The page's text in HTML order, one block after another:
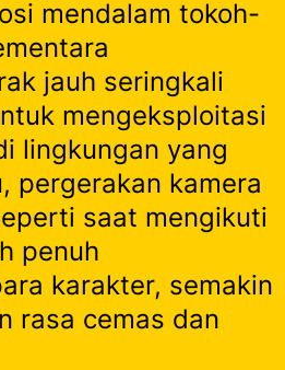
mendalam tokoh-
jauh seringkali
mengeksploitasi
lingkungan yang
pergerakan kamera
saat mengikuti
penuh
karakter, semakin
rasa cemas dan